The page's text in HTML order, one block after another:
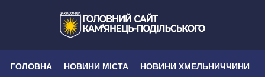
ГОЛОВНА НОВИНИ МІСТА НОВИНИ ХМЕЛЬНИЧЧИНИ